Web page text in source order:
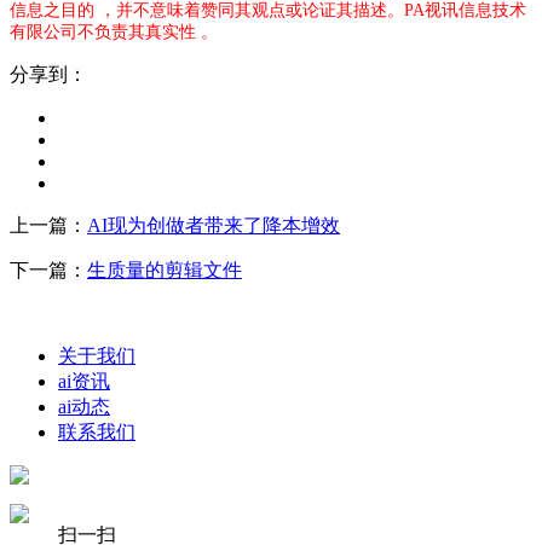
信息之目的 ，并不意味着赞同其观点或论证其描述。PA视讯信息技术
有限公司不负责其真实性 。
分享到：
上一篇： AI现为创做者带来了降本增效
下一篇： 生质量的剪辑文件
关于我们
ai资讯
ai动态
联系我们
扫一扫